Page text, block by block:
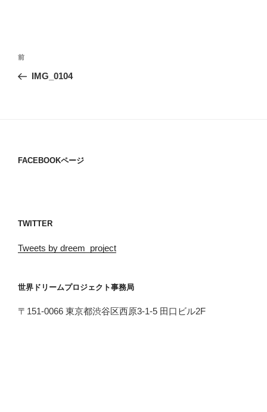
投
ナ
ョ
過
去
前
IMG_0104
FACEBOOKページ
TWITTER
Tweets by dreem_project
世界ドリームプロジェクト事務局
〒151-0066 東京都渋谷区西原3-1-5 田口ビル2F